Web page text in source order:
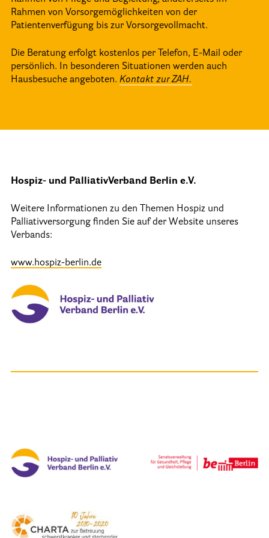
Presse
Rahmen von Vorsorgemöglichkeiten von der
Patientenverfügung bis zur Vorsorgevollmacht.
Die Beratung erfolgt kostenlos per Telefon, E-Mail oder
persönlich. In besonderen Situationen werden auch
Hausbesuche angeboten. Kontakt zur ZAH.
Hospiz- und PalliativVerband Berlin e.V.
Weitere Informationen zu den Themen Hospiz und
Palliativversorgung finden Sie auf der Website unseres
Verbands:
www.hospiz-berlin.de